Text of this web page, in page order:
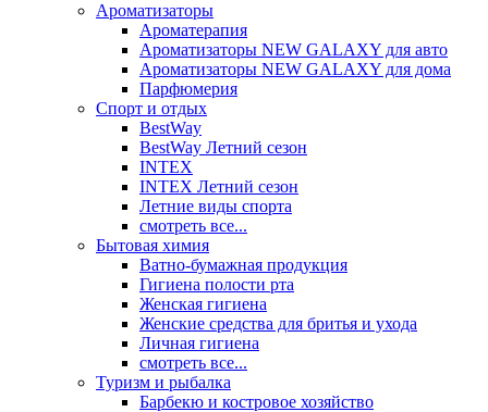
Ароматизаторы
Ароматерапия
Ароматизаторы NEW GALAXY для авто
Ароматизаторы NEW GALAXY для дома
Парфюмерия
Спорт и отдых
BestWay
BestWay Летний сезон
INTEX
INTEX Летний сезон
Летние виды спорта
смотреть все...
Бытовая химия
Ватно-бумажная продукция
Гигиена полости рта
Женская гигиена
Женские средства для бритья и ухода
Личная гигиена
смотреть все...
Туризм и рыбалка
Барбекю и костровое хозяйство